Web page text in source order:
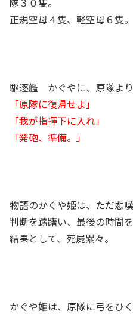
正規空母４隻、軽空母６隻。
駆逐艦 かぐやに、原隊より
「原隊に復帰せよ」
「我が指揮下に入れ」
「発砲、準備。」
物語のかぐや姫は、ただ悲
判断を躊躇い、最後の時間を
結果として、死屍累々。
かぐや姫は、原隊に弓をひ